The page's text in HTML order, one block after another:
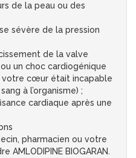
de la peau ou des
sévère de la pression
de la valve
un choc cardiogénique
votre cœur était incapable
à l’organisme) ;
cardiaque après une
pharmacien ou votre
AMLODIPINE BIOGARAN.